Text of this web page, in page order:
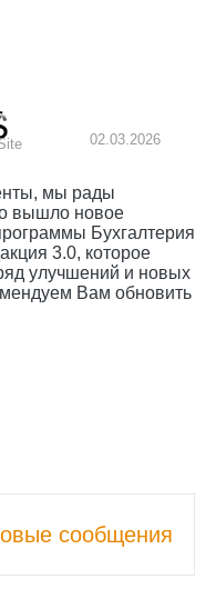
02.03.2026
мы рады
вышло новое
Бухгалтерия
3.0, которое
улучшений и новых
Вам обновить
сообщения